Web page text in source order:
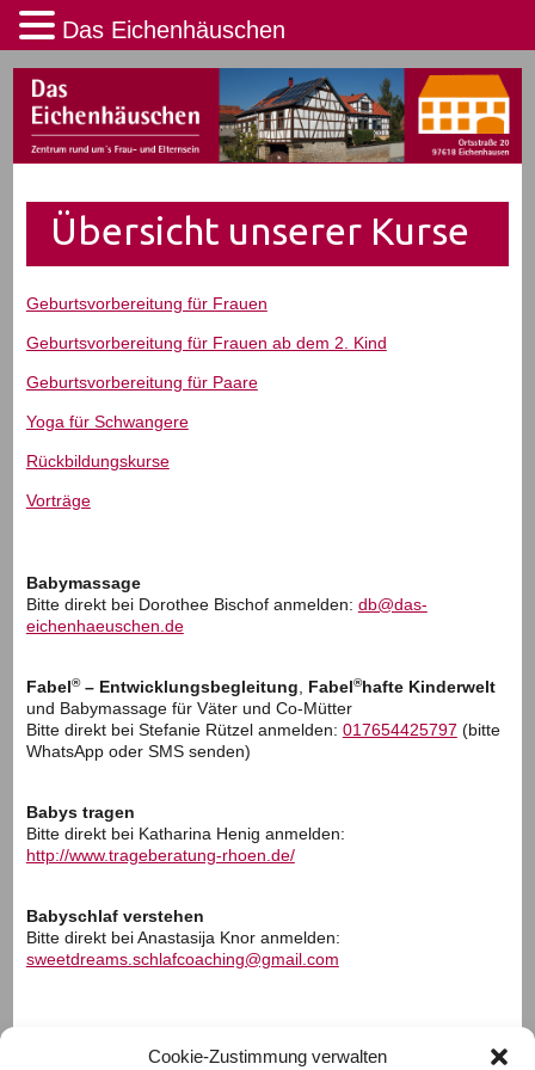
Cookie-Zustimmung verwalten
Übersicht unserer Kurse
Geburtsvorbereitung für Frauen
Geburtsvorbereitung für Frauen ab dem 2. Kind
Geburtsvorbereitung für Paare
Yoga für Schwangere
Rückbildungskurse
Vorträge
Babymassage
Bitte direkt bei Dorothee Bischof anmelden: db@das-
eichenhaeuschen.de
Fabel®– Entwicklungsbegleitung Fabel®hafte Kinderwelt
und Babymassage für Väter und Co-Mütter
Bitte direkt bei Stefanie Rützel anmelden: 017654425797 (bitte
WhatsApp oder SMS senden)
Babys tragen
Bitte direkt bei Katharina Henig anmelden:
http://www.trageberatung-rhoen.de/
Babyschlaf verstehen
Bitte direkt bei Anastasija Knor anmelden:
sweetdreams.schlafcoaching@gmail.com
Das Eichenhäuschen